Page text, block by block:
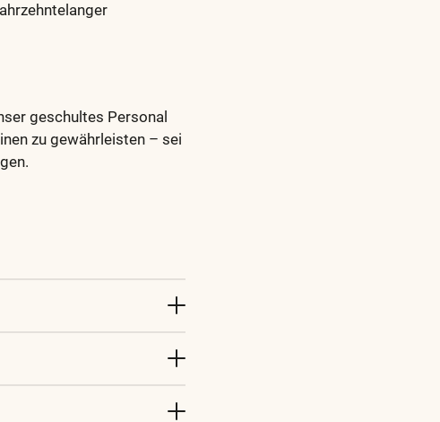
geschultes Personal
zu gewährleisten – sei